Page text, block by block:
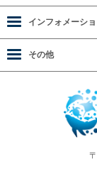
インフォメーシ
その他